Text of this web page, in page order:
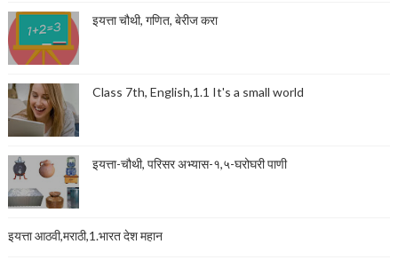
इयत्ता चौथी, गणित, बेरीज करा
Class 7th, English,1.1 It's a small world
इयत्ता-चौथी, परिसर अभ्यास-१,५-घरोघरी पाणी
इयत्ता आठवी,मराठी,1.भारत देश महान